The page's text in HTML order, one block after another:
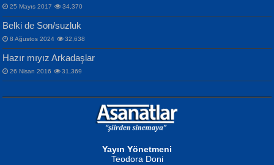
İbrahim Olmak ve Bitirebilmek...
NURAN KÖSE BAYDAR
Songül Özel
Mahzen...
Ben Deniz Değilim ki...
Bir Cezaevinde, Tecritteki Adamın
Mektupları...
25 Mayıs 2017 34,370
Belki de Son/suzluk
8 Ağustos 2024 32,638
Hazır mıyız Arkadaşlar
26 Nisan 2016 31,369
Yayın Yönetmeni
Teodora Doni